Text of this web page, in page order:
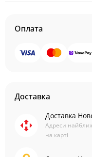
Оплата
Доставка
Доставка
Адреси
на карті